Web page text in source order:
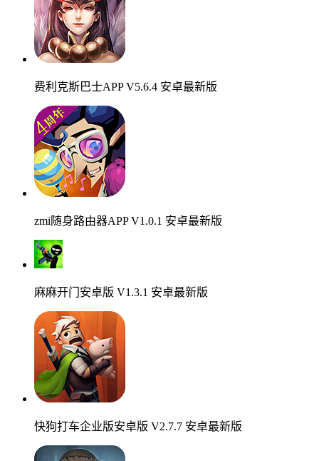
费利克斯巴士APP V5.6.4 安卓最新版
zmi随身路由器APP V1.0.1 安卓最新版
麻麻开门安卓版 V1.3.1 安卓最新版
快狗打车企业版安卓版 V2.7.7 安卓最新版